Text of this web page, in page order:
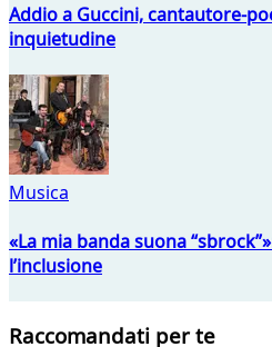
Addio a Guccini, cantautore-
inquietudine
Musica
«La mia banda suona
l’inclusione
Raccomandati per te